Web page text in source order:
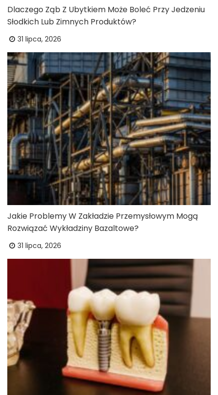
Dlaczego Ząb Z Ubytkiem Może Boleć Przy Jedzeniu
Słodkich Lub Zimnych Produktów?
31 lipca, 2026
Jakie Problemy W Zakładzie Przemysłowym Mogą
Rozwiązać Wykładziny Bazaltowe?
31 lipca, 2026